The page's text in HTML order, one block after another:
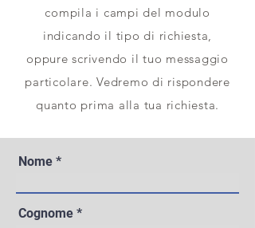
compila i campi del modulo
indicando il tipo di richiesta,
oppure scrivendo il tuo messaggio
particolare. Vedremo di rispondere
quanto prima alla tua richiesta.
Nome
Cognome